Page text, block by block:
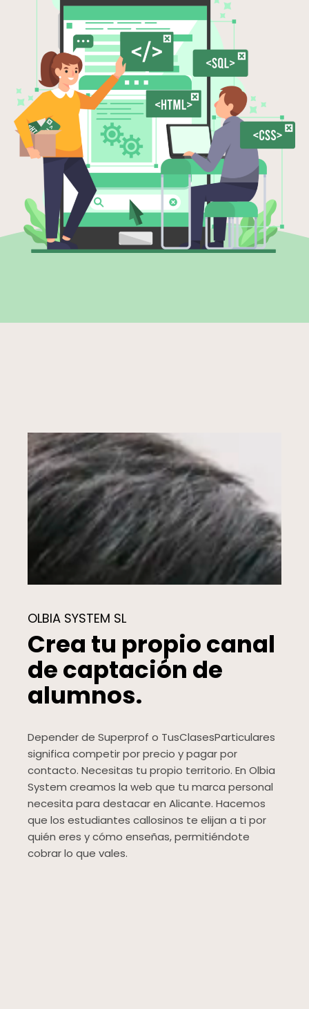
OLBIA SYSTEM SL
Crea tu propio canal
de captación de
alumnos.
Depender de Superprof o TusClasesParticulares
significa competir por precio y pagar por
contacto. Necesitas tu propio territorio. En Olbia
System creamos la web que tu marca personal
necesita para destacar en Alicante. Hacemos
que los estudiantes callosinos te elijan a ti por
quién eres y cómo enseñas, permitiéndote
cobrar lo que vales.